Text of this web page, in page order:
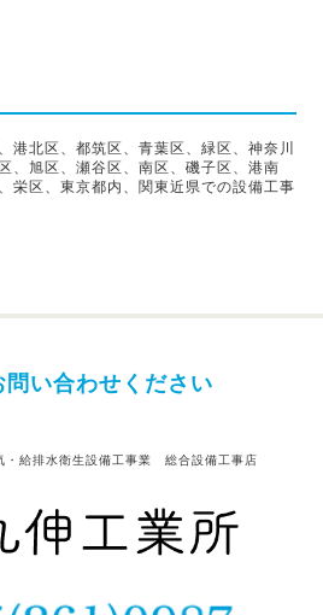
港北区、都筑区、青葉区、緑区、神奈川
、旭区、瀬谷区、南区、磯子区、港南
栄区、東京都内、関東近県での設備工事
問い合わせください
給排水衛生設備工事業 総合設備工事店